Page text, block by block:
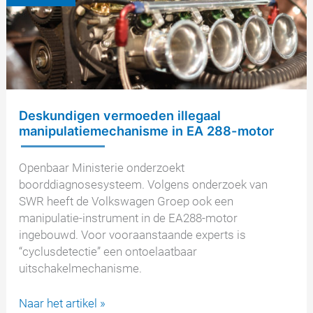
Deskundigen vermoeden illegaal
manipulatiemechanisme in EA 288-motor
Openbaar Ministerie onderzoekt
boorddiagnosesysteem. Volgens onderzoek van
SWR heeft de Volkswagen Groep ook een
manipulatie-instrument in de EA288-motor
ingebouwd. Voor vooraanstaande experts is
“cyclusdetectie” een ontoelaatbaar
uitschakelmechanisme.
Deskundigen
Naar het artikel »